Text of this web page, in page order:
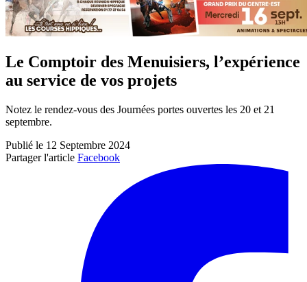
Le Comptoir des Menuisiers, l’expérience
au service de vos projets
Notez le rendez-vous des Journées portes ouvertes les 20 et 21
septembre.
Publié le 12 Septembre 2024
Partager l'article Facebook